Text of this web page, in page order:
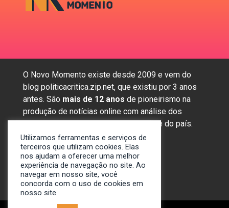
O Novo Momento existe desde 2009 e vem do
blog politicacritica.zip.net, que existiu por 3 anos
antes. São mais de 12 anos de pioneirismo na
produção de notícias online com análise dos
assuntos mais importantes da região e do país.
Sobre nós
Anunciar
Contato
Utilizamos ferramentas e serviços de
terceiros que utilizam cookies. Elas
nos ajudam a oferecer uma melhor
experiência de navegação no site. Ao
navegar em nosso site, você
concorda com o uso de cookies em
nosso site.